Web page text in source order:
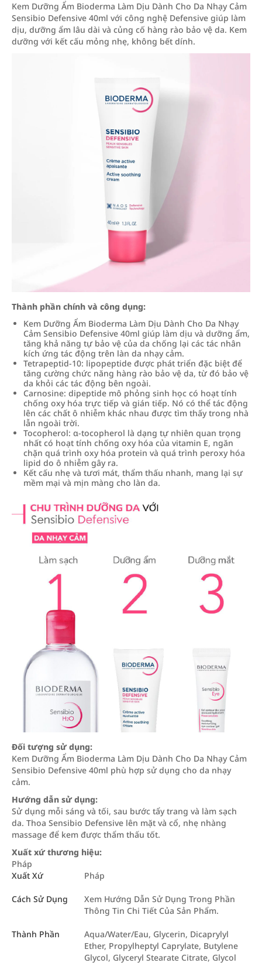
Kem Dưỡng Ẩm Bioderma Làm Dịu Dành Cho Da Nhạy Cảm
Sensibio Defensive 40ml với công nghệ Defensive giúp làm
dịu, dưỡng ẩm lâu dài và củng cố hàng rào bảo vệ da. Kem
dưỡng với kết cấu mỏng nhẹ, không bết dính.
Thành phần chính và công dụng:
Kem Dưỡng Ẩm Bioderma Làm Dịu Dành Cho Da Nhạy
Cảm Sensibio Defensive 40ml giúp làm dịu và dưỡng ẩm,
tăng khả năng tự bảo vệ của da chống lại các tác nhân
kích ứng tác động trên làn da nhạy cảm.
Tetrapeptid-10: lipopeptide được phát triển đặc biệt để
tăng cường chức năng hàng rào bảo vệ da, từ đó bảo vệ
da khỏi các tác động bên ngoài.
Carnosine: dipeptide mô phỏng sinh học có hoạt tính
chống oxy hóa trực tiếp và gián tiếp. Nó có thể tác động
lên các chất ô nhiễm khác nhau được tìm thấy trong nhà
lẫn ngoài trời.
Tocopherol: α-tocopherol là dạng tự nhiên quan trọng
nhất có hoạt tính chống oxy hóa của vitamin E, ngăn
chặn quá trình oxy hóa protein và quá trình peroxy hóa
lipid do ô nhiễm gây ra.
Kết cấu nhẹ và tươi mát, thẩm thấu nhanh, mang lại sự
mềm mại và mịn màng cho làn da.
Đối tượng sử dụng:
Kem Dưỡng Ẩm Bioderma Làm Dịu Dành Cho Da Nhạy Cảm
Sensibio Defensive 40ml phù hợp sử dụng cho da nhạy
cảm.
Hướng dẫn sử dụng:
Sử dụng mỗi sáng và tối, sau bước tẩy trang và làm sạch
da. Thoa Sensibio Defensive lên mặt và cổ, nhẹ nhàng
massage để kem được thẩm thấu tốt.
Xuất xứ thương hiệu:
Pháp
Xuất Xứ
Pháp
Cách Sử Dụng
Xem Hướng Dẫn Sử Dụng Trong Phần
Thông Tin Chi Tiết Của Sản Phẩm.
Thành Phần
Aqua/Water/Eau, Glycerin, Dicaprylyl
Ether, Propylheptyl Caprylate, Butylene
Glycol, Glyceryl Stearate Citrate, Glycol